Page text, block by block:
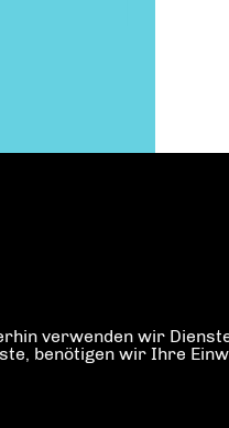
verwenden wir
benötigen wir Ihre